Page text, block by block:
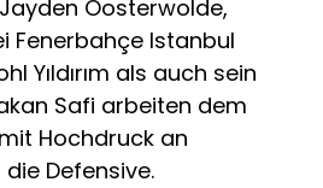
Oosterwolde,
Fenerbahçe Istanbul
Yıldırım als auch sein
Safi arbeiten dem
Hochdruck an
Defensive.